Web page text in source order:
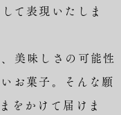
て表現いたしま
美味しさの可能性
お菓子。そんな願
をかけて届けま